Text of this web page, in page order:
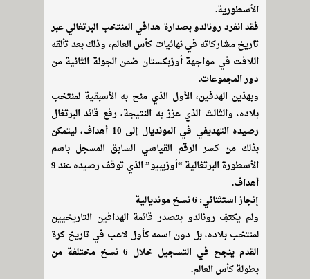
الأسطورية.
فقد انفرد رونالدو بصدارة هدافي المنتخب البرتغالي عبر
تاريخ مشاركاته في نهائيات كأس العالم، وذلك بعد تألقه
اللافت في مواجهة أوزبكستان ضمن الجولة الثانية من
دور المجموعات.
وبهذين الهدفين، الأول الذي منح به الأسبقية لمنتخب
بلاده، والثالث الذي عزز به النتيجة، رفع قائد البرتغال
رصيده التهديفي في المونديال إلى 10 أهداف، ليتمكن
بذلك من كسر الرقم القياسي السابق المسجل باسم
الأسطورة البرتغالية “أوزيبيو” الذي توقف رصيده عند 9
أهداف.
إنجاز استثنائي: 6 نسخ مونديالية
ولم يكتفِ رونالدو بتصدر قائمة الهدافين التاريخيين
لمنتخب بلاده، بل دون اسمه كأول لاعب في تاريخ كرة
القدم ينجح في التسجيل خلال 6 نسخ مختلفة من
بطولة كأس العالم.